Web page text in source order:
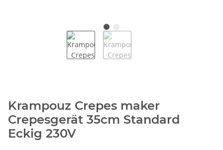
Krampouz Crepes maker
Crepesgerät 35cm Standard
Eckig 230V